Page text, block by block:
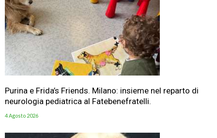
Purina e Frida’s Friends. Milano: insieme nel reparto di
neurologia pediatrica al Fatebenefratelli.
4 Agosto 2026